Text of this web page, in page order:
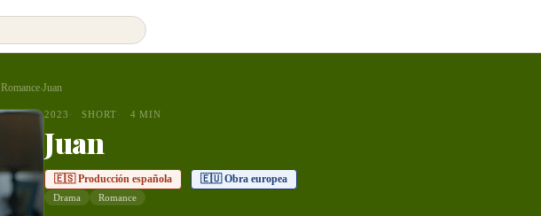
Romance›Juan
2023 SHORT 4 MIN
Juan
🇪🇸 Producción española 🇪🇺 Obra europea
Drama Romance